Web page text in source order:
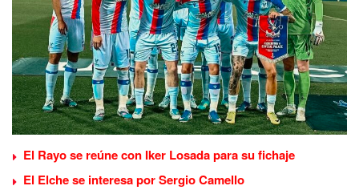
El Rayo se reúne con Iker Losada para su fichaje
El Elche se interesa por Sergio Camello